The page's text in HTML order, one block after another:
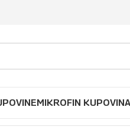
MIKROFIN KUPOVINA